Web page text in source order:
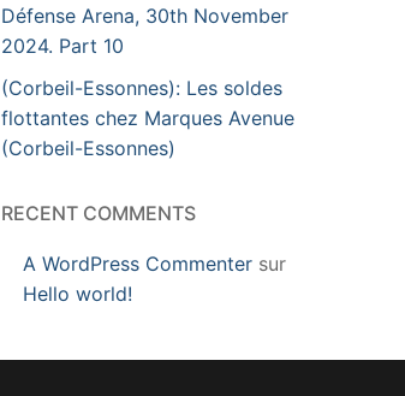
Défense Arena, 30th November
2024. Part 10
(Corbeil-Essonnes): Les soldes
flottantes chez Marques Avenue
(Corbeil-Essonnes)
RECENT COMMENTS
A WordPress Commenter sur
Hello world!